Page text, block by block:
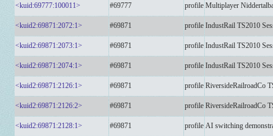
<kuid:69777:100011> #69777 profile Multiplayer
<kuid2:69871:2072:1> #69871 profile IndustRail TS2010
<kuid2:69871:2073:1> #69871 profile IndustRail TS2010
<kuid2:69871:2074:1> #69871 profile IndustRail TS2010
<kuid2:69871:2126:1> #69871 profile RiversideRailroadCo
<kuid2:69871:2126:2> #69871 profile RiversideRailroadCo
<kuid2:69871:2128:1> #69871 profile AI switching